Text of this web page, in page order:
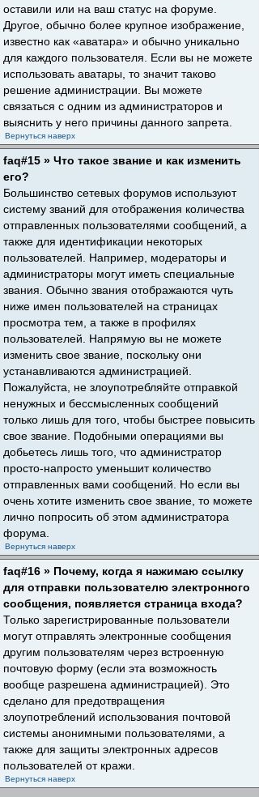
оставили или на ваш статус на форуме.
Другое, обычно более крупное изображение,
известно как «аватара» и обычно уникально
для каждого пользователя. Если вы не можете
использовать аватары, то значит таково
решение администрации. Вы можете
связаться с одним из администраторов и
выяснить у него причины данного запрета.
Вернуться наверх
faq#15 » Что такое звание и как изменить
его?
Большинство сетевых форумов используют
систему званий для отображения количества
отправленных пользователями сообщений, а
также для идентификации некоторых
пользователей. Например, модераторы и
администраторы могут иметь специальные
звания. Обычно звания отображаются чуть
ниже имен пользователей на страницах
просмотра тем, а также в профилях
пользователей. Напрямую вы не можете
изменить свое звание, поскольку они
устанавливаются администрацией.
Пожалуйста, не злоупотребляйте отправкой
ненужных и бессмысленных сообщений
только лишь для того, чтобы быстрее повысить
свое звание. Подобными операциями вы
добьетесь лишь того, что администратор
просто-напросто уменьшит количество
отправленных вами сообщений. Но если вы
очень хотите изменить свое звание, то можете
лично попросить об этом администратора
форума.
Вернуться наверх
faq#16 » Почему, когда я нажимаю ссылку
для отправки пользователю электронного
сообщения, появляется страница входа?
Только зарегистрированные пользователи
могут отправлять электронные сообщения
другим пользователям через встроенную
почтовую форму (если эта возможность
вообще разрешена администрацией). Это
сделано для предотвращения
злоупотреблений использования почтовой
системы анонимными пользователями, а
также для защиты электронных адресов
пользователей от кражи.
Вернуться наверх